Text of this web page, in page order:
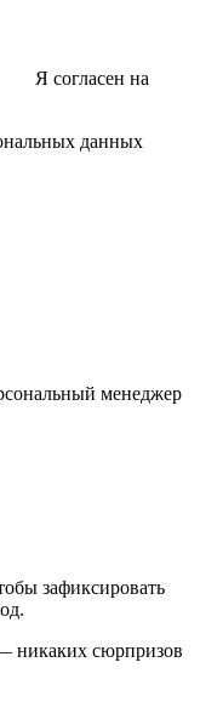
Я согласен на
данных
менеджер
зафиксировать
никаких сюрпризов